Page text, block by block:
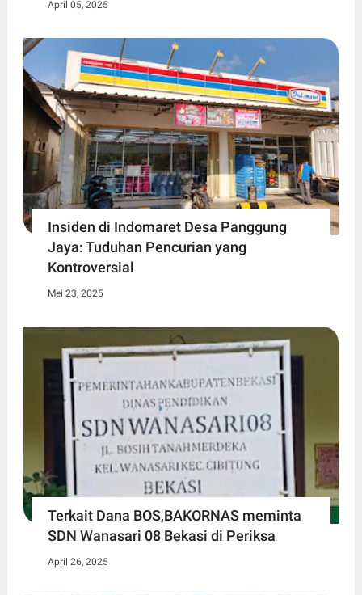
April 05, 2025
Insiden di Indomaret Desa Panggung
Jaya: Tuduhan Pencurian yang
Kontroversial
Mei 23, 2025
Terkait Dana BOS,BAKORNAS meminta
SDN Wanasari 08 Bekasi di Periksa
April 26, 2025